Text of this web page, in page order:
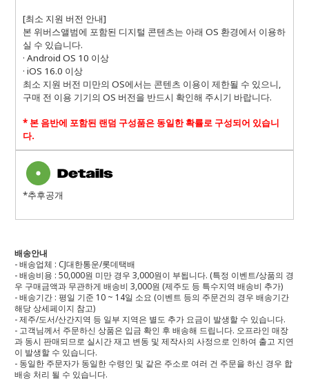
[최소 지원 버전 안내]
본 위버스앨범에 포함된 디지털 콘텐츠는 아래 OS 환경에서 이용하
실 수 있습니다.
· Android OS 10 이상
· iOS 16.0 이상
최소 지원 버전 미만의 OS에서는 콘텐츠 이용이 제한될 수 있으니,
구매 전 이용 기기의 OS 버전을 반드시 확인해 주시기 바랍니다.
* 본 음반에 포함된 랜덤 구성품은 동일한 확률로 구성되어 있습니
다.
*추후공개
배송안내
- 배송업체 : CJ대한통운/롯데택배
- 배송비용 : 50,000원 미만 경우 3,000원이 부됩니다. (특정 이벤트/상품의 경
우 구매금액과 무관하게 배송비 3,000원 (제주도 등 특수지역 배송비 추가)
- 배송기간 : 평일 기준 10 ~ 14일 소요 (이벤트 등의 주문건의 경우 배송기간
해당 상세페이지 참고)
- 제주/도서/산간지역 등 일부 지역은 별도 추가 요금이 발생할 수 있습니다.
- 고객님께서 주문하신 상품은 입금 확인 후 배송해 드립니다. 오프라인 매장
과 동시 판매되므로 실시간 재고 변동 및 제작사의 사정으로 인하여 출고 지연
이 발생할 수 있습니다.
- 동일한 주문자가 동일한 수령인 및 같은 주소로 여러 건 주문을 하신 경우 합
배송 처리 될 수 있습니다.